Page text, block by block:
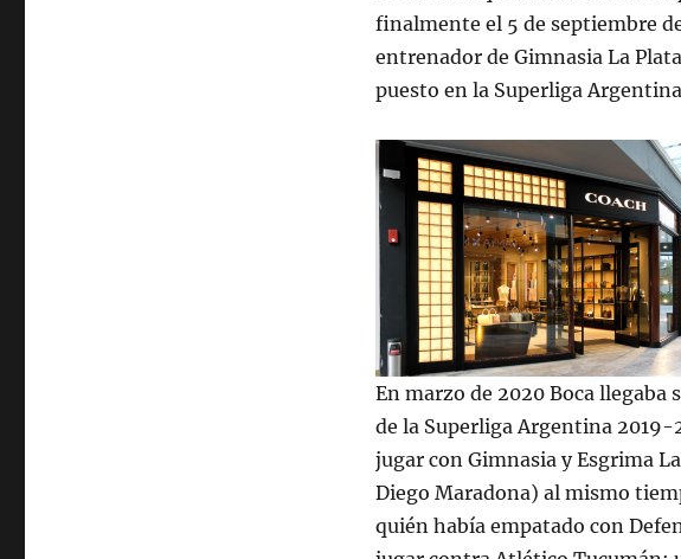
finalmente el 5 de septiembre
entrenador de Gimnasia La
puesto en la Superliga
En marzo de 2020 Boca
de la Superliga Argentina
jugar con Gimnasia y Esgrima
Diego Maradona) al mismo
quién había empatado con